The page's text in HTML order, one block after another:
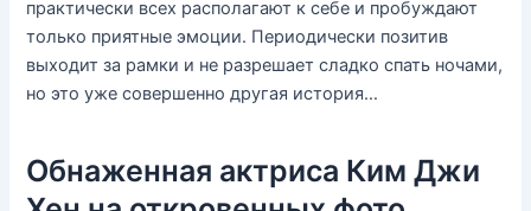
практически всех располагают к себе и пробуждают
только приятные эмоции. Периодически позитив
выходит за рамки и не разрешает сладко спать ночами,
но это уже совершенно другая история…
Обнаженная актриса Ким Джи